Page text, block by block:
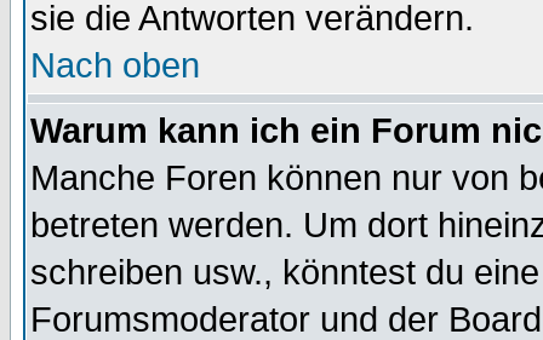
sie die Antworten verändern.
Nach oben
Warum kann ich ein Forum
Manche Foren können nur von
betreten werden. Um dort
schreiben usw., könntest du
Forumsmoderator und der